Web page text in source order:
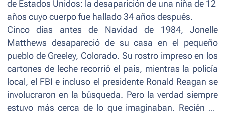
de Estados Unidos: la desaparición de una niña de 12
años cuyo cuerpo fue hallado 34 años después.
Cinco días antes de Navidad de 1984, Jonelle
Matthews desapareció de su casa en el pequeño
pueblo de Greeley, Colorado. Su rostro impreso en los
cartones de leche recorrió el país, mientras la policía
local, el FBI e incluso el presidente Ronald Reagan se
involucraron en la búsqueda. Pero la verdad siempre
estuvo más cerca de lo que imaginaban. Recién en